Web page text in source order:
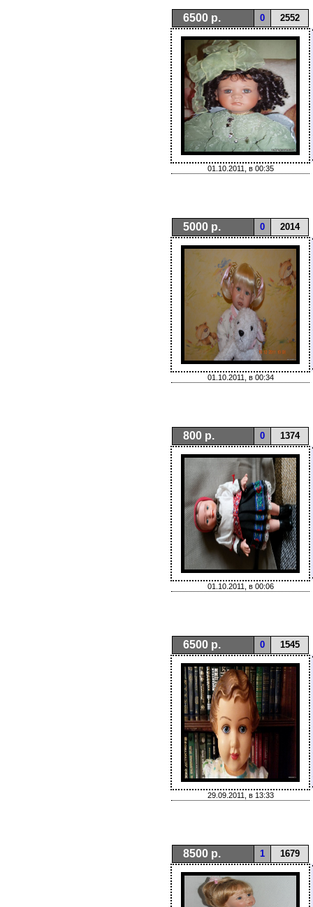
6500 р. 0 2552
01.10.2011, в 00:35
5000 р. 0 2014
01.10.2011, в 00:34
800 р. 0 1374
01.10.2011, в 00:06
6500 р. 0 1545
29.09.2011, в 13:33
8500 р. 1 1679